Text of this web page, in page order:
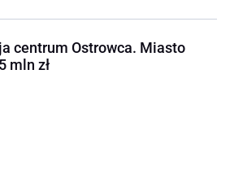
centrum Ostrowca. Miasto
mln zł